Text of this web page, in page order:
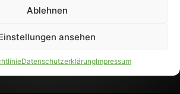
Ablehnen
ansehen
DatenschutzerklärungImpressum
AGB